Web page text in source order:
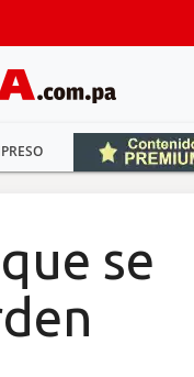
se